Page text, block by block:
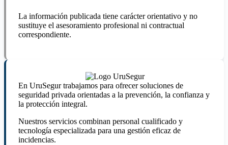
La información publicada tiene carácter orientativo y no
sustituye el asesoramiento profesional ni contractual
correspondiente.
En UruSegur trabajamos para ofrecer soluciones de
seguridad privada orientadas a la prevención, la confianza y
la protección integral.
Nuestros servicios combinan personal cualificado y
tecnología especializada para una gestión eficaz de
incidencias.